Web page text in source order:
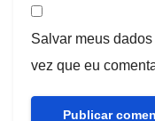
Salvar meus
vez que eu